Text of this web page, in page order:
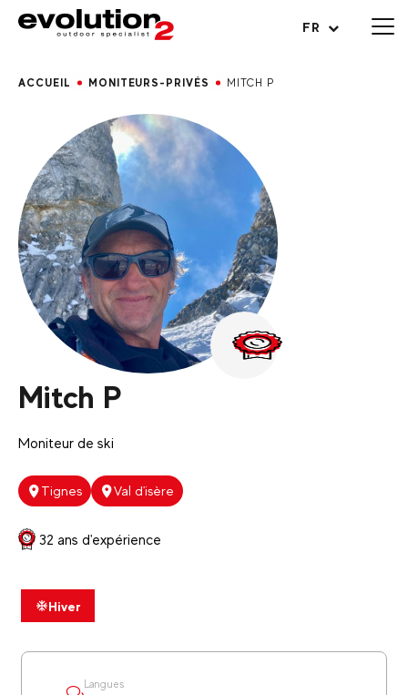
FR
Ouvrir le menu
ACCUEIL MONITEURS-PRIVÉS MITCH P
Mitch P
Moniteur de ski
Tignes Val d'isère
32 ans d'expérience
Hiver
Langues